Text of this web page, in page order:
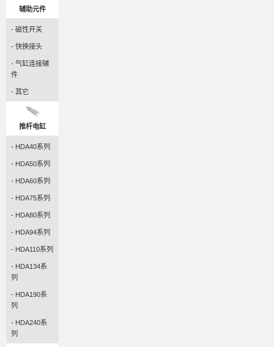
辅助元件
- 磁性开关
- 快换接头
- 气缸连接辅
件
- 其它
推杆电缸
- HDA40系列
- HDA50系列
- HDA60系列
- HDA75系列
- HDA80系列
- HDA94系列
- HDA110系列
- HDA134系
列
- HDA190系
列
- HDA240系
列